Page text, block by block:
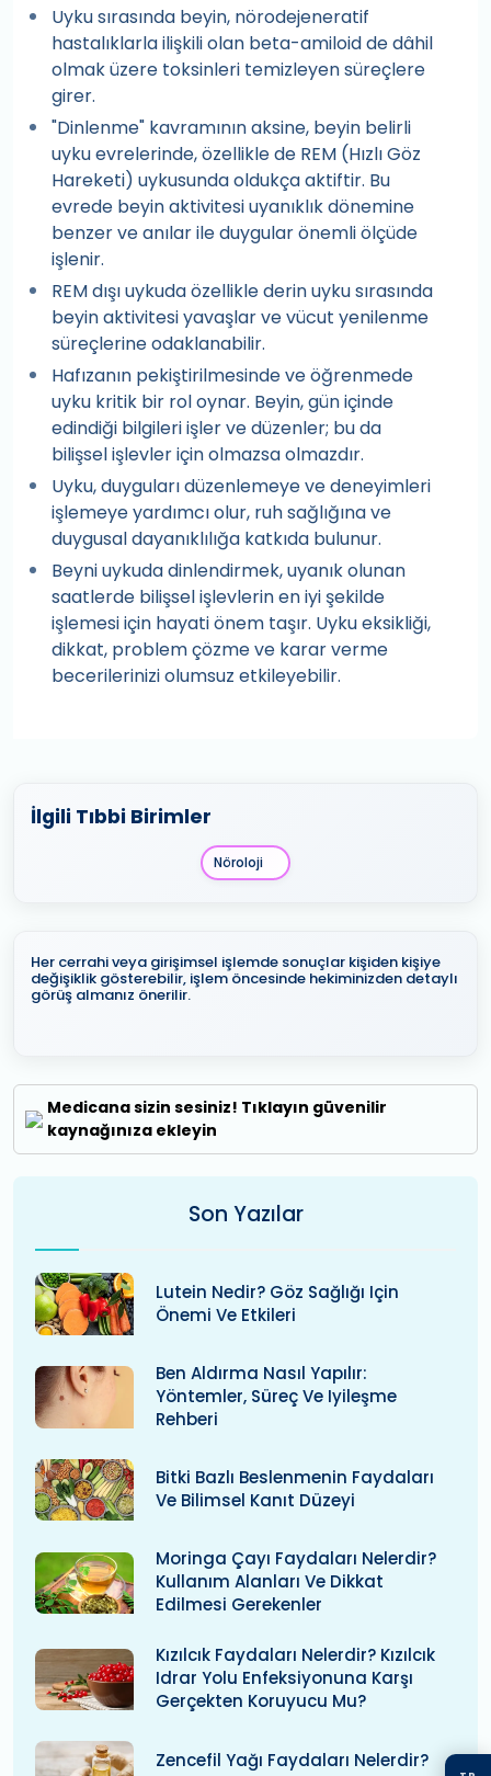
Uyku sırasında beyin, nörodejeneratif
hastalıklarla ilişkili olan beta-amiloid de dâhil
olmak üzere toksinleri temizleyen süreçlere
girer.
"Dinlenme" kavramının aksine, beyin belirli
uyku evrelerinde, özellikle de REM (Hızlı Göz
Hareketi) uykusunda oldukça aktiftir. Bu
evrede beyin aktivitesi uyanıklık dönemine
benzer ve anılar ile duygular önemli ölçüde
işlenir.
REM dışı uykuda özellikle derin uyku sırasında
beyin aktivitesi yavaşlar ve vücut yenilenme
süreçlerine odaklanabilir.
Hafızanın pekiştirilmesinde ve öğrenmede
uyku kritik bir rol oynar. Beyin, gün içinde
edindiği bilgileri işler ve düzenler; bu da
bilişsel işlevler için olmazsa olmazdır.
Uyku, duyguları düzenlemeye ve deneyimleri
işlemeye yardımcı olur, ruh sağlığına ve
duygusal dayanıklılığa katkıda bulunur.
Beyni uykuda dinlendirmek, uyanık olunan
saatlerde bilişsel işlevlerin en iyi şekilde
işlemesi için hayati önem taşır. Uyku eksikliği,
dikkat, problem çözme ve karar verme
becerilerinizi olumsuz etkileyebilir.
İlgili Tıbbi Birimler
Nöroloji
Her cerrahi veya girişimsel işlemde sonuçlar kişiden kişiye
değişiklik gösterebilir, işlem öncesinde hekiminizden detaylı
görüş almanız önerilir.
Medicana sizin sesiniz! Tıklayın güvenilir
kaynağınıza ekleyin
Son Yazılar
Lutein Nedir? Göz Sağlığı Için
Önemi Ve Etkileri
Ben Aldırma Nasıl Yapılır:
Yöntemler, Süreç Ve Iyileşme
Rehberi
Bitki Bazlı Beslenmenin Faydaları
Ve Bilimsel Kanıt Düzeyi
Moringa Çayı Faydaları Nelerdir?
Kullanım Alanları Ve Dikkat
Edilmesi Gerekenler
Kızılcık Faydaları Nelerdir? Kızılcık
Idrar Yolu Enfeksiyonuna Karşı
Gerçekten Koruyucu Mu?
Zencefil Yağı Faydaları Nelerdir?